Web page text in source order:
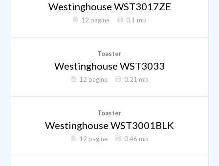
Westinghouse WST3017ZE
12 pagine 0.1 mb
Toaster
Westinghouse WST3033
12 pagine 0.21 mb
Toaster
Westinghouse WST3001BLK
12 pagine 0.46 mb